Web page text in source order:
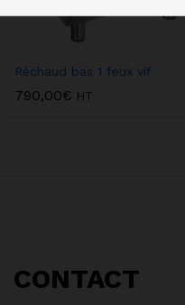
Réchaud bas 1 feux vif
790,00€ HT
CONTACT